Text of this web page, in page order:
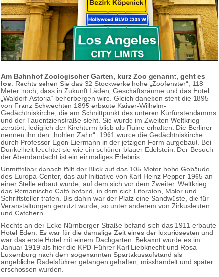
Am Bahnhof Zoologischer Garten, kurz Zoo genannt, geht es
los: Rechts sehen Sie das 32 Stockwerke hohe „Zoofenster“, 118
Meter hoch, dass in Zukunft Läden, Geschäftsräume und das Hotel
„Waldorf-Astoria“ beherbergen wird. Gleich daneben steht die 1895
von Franz Schwechten 1895 erbaute Kaiser-Wilhelm-
Gedächtniskirche, die am Schnittpunkt des unteren Kurfürstendamms
und der Tauentzienstraße steht. Sie wurde im Zweiten Weltkrieg
zerstört, lediglich der Kirchturm blieb als Ruine erhalten. Die Berliner
nennen ihn den „hohlen Zahn“. 1961 wurde die Gedächtniskirche
durch Professor Egon Eiermann in der jetzigen Form aufgebaut. Bei
Dunkelheit leuchtet sie wie ein schöner blauer Edelstein. Der Besuch
der Abendandacht ist ein einmaliges Erlebnis.
Unmittelbar danach fällt der Blick auf das 105 Meter hohe Gebäude
des Europa-Center, das auf Initiative von Karl Heinz Pepper 1965 an
einer Stelle erbaut wurde, auf dem sich vor dem Zweiten Weltkrieg
das Romanische Café befand, in dem sich Literaten, Maler und
Schriftsteller trafen. Bis dahin war der Platz eine Sandwüste, die für
Veranstaltungen genutzt wurde, so unter anderem von Zirkusleuten
und Catchern.
Rechts an der Ecke Nürnberger Straße befand sich das 1911 erbaute
Hotel Eden. Es war für die damalige Zeit eines der luxuriösesten und
war das erste Hotel mit einem Dachgarten. Bekannt wurde es im
Januar 1919 als hier die KPD-Führer Karl Liebknecht und Rosa
Luxemburg nach dem sogenannten Spartakusaufstand als
angebliche Rädelsführer gefangen gehalten, misshandelt und später
erschossen wurden.